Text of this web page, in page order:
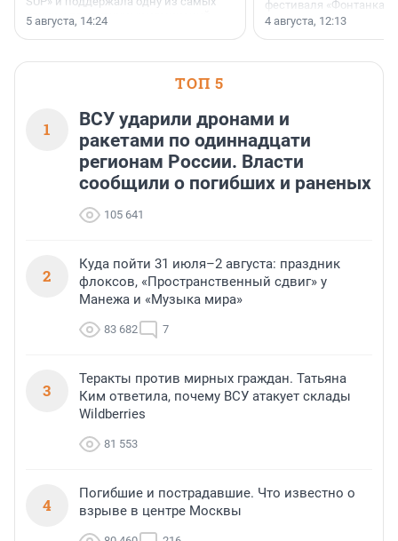
ярких и романтичных номинаций —
«SUP-свадьба».
5 августа, 14:24
фестиваля «Фонтанка
раз компания
посетителям
4 августа, 12:13
ТОП 5
1
ВСУ ударили дронами и
ракетами по одиннадцати
регионам России. Власти
сообщили о погибших и раненых
105 641
2
Куда пойти 31 июля–2 августа: праздник
флоксов, «Пространственный сдвиг» у
Манежа и «Музыка мира»
83 682 7
3
Теракты против мирных граждан. Татьяна
Ким ответила, почему ВСУ атакует склады
Wildberries
81 553
4
Погибшие и пострадавшие. Что известно о
взрыве в центре Москвы